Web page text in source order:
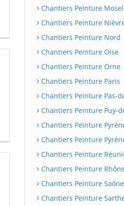
Chantiers Peinture
Chantiers Peinture
Chantiers Peinture Nord
Chantiers Peinture Oise
Chantiers Peinture Orne
Chantiers Peinture Paris
Chantiers Peinture Pas-
Chantiers Peinture Puy-
Chantiers Peinture
Chantiers Peinture
Chantiers Peinture
Chantiers Peinture Rhône
Chantiers Peinture
Chantiers Peinture